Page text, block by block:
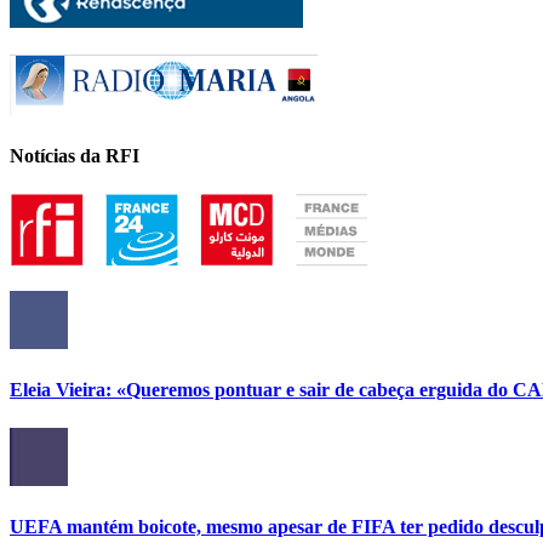
Notícias da RFI
Eleia Vieira: «Queremos pontuar e sair de cabeça erguida do
UEFA mantém boicote, mesmo apesar de FIFA ter pedido